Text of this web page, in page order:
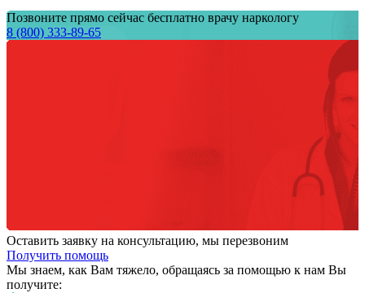
Позвоните прямо сейчас бесплатно врачу наркологу
8 (800) 333-89-65
Оставить заявку на консультацию, мы перезвоним
Получить помощь
Мы знаем, как Вам тяжело, обращаясь за помощью к нам Вы
получите: